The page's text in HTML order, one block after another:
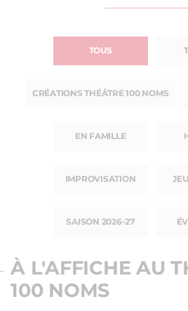
TOUS
CRÉATIONS THÉÂTRE 100 NOMS
EN FAMILLE
IMPROVISATION
SAISON 2026-27
À L'AFFICHE AU
100 NOMS